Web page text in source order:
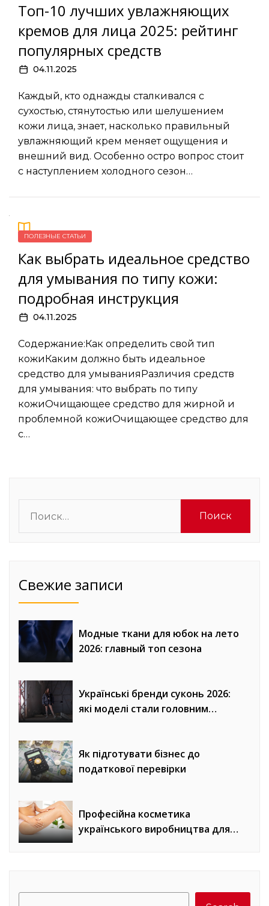
Топ-10 лучших увлажняющих
кремов для лица 2025: рейтинг
популярных средств
04.11.2025
Каждый, кто однажды сталкивался с
сухостью, стянутостью или шелушением
кожи лица, знает, насколько правильный
увлажняющий крем меняет ощущения и
внешний вид. Особенно остро вопрос стоит
с наступлением холодного сезон…
ПОЛЕЗНЫЕ СТАТЬИ
Как выбрать идеальное средство
для умывания по типу кожи:
подробная инструкция
04.11.2025
Содержание:Как определить свой тип
кожиКаким должно быть идеальное
средство для умыванияРазличия средств
для умывания: что выбрать по типу
кожиОчищающее средство для жирной и
проблемной кожиОчищающее средство для
с…
Свежие записи
Модные ткани для юбок на лето
2026: главный топ сезона
Українські бренди суконь 2026:
які моделі стали головним
Як підготувати бізнес до
податкової перевірки
Професійна косметика
українського виробництва для